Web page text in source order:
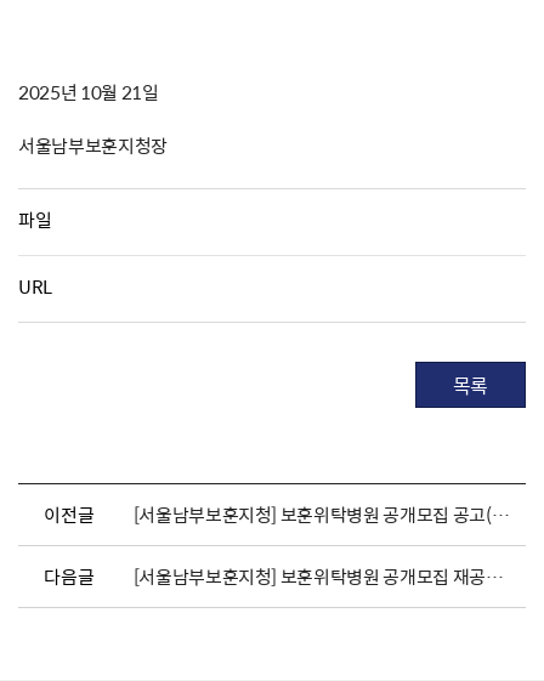
2025년 10월 21일
서울남부보훈지청장
파일
URL
목록
이전글 [서울남부보훈지청] 보훈위탁병원 공개모집 공고(강남구)
다음글 [서울남부보훈지청] 보훈위탁병원 공개모집 재공고(요양병원)